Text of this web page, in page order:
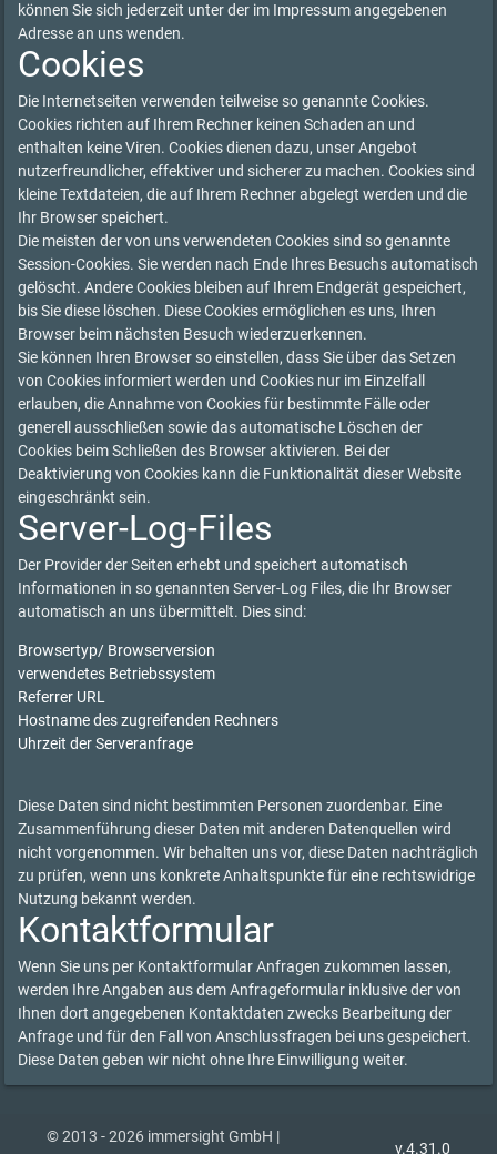
können Sie sich jederzeit unter der im Impressum angegebenen
Adresse an uns wenden.
Cookies
Die Internetseiten verwenden teilweise so genannte Cookies.
Cookies richten auf Ihrem Rechner keinen Schaden an und
enthalten keine Viren. Cookies dienen dazu, unser Angebot
nutzerfreundlicher, effektiver und sicherer zu machen. Cookies sind
kleine Textdateien, die auf Ihrem Rechner abgelegt werden und die
Ihr Browser speichert.
Die meisten der von uns verwendeten Cookies sind so genannte
Session-Cookies. Sie werden nach Ende Ihres Besuchs automatisch
gelöscht. Andere Cookies bleiben auf Ihrem Endgerät gespeichert,
bis Sie diese löschen. Diese Cookies ermöglichen es uns, Ihren
Browser beim nächsten Besuch wiederzuerkennen.
Sie können Ihren Browser so einstellen, dass Sie über das Setzen
von Cookies informiert werden und Cookies nur im Einzelfall
erlauben, die Annahme von Cookies für bestimmte Fälle oder
generell ausschließen sowie das automatische Löschen der
Cookies beim Schließen des Browser aktivieren. Bei der
Deaktivierung von Cookies kann die Funktionalität dieser Website
eingeschränkt sein.
Server-Log-Files
Der Provider der Seiten erhebt und speichert automatisch
Informationen in so genannten Server-Log Files, die Ihr Browser
automatisch an uns übermittelt. Dies sind:
Browsertyp/ Browserversion
verwendetes Betriebssystem
Referrer URL
Hostname des zugreifenden Rechners
Uhrzeit der Serveranfrage
Diese Daten sind nicht bestimmten Personen zuordenbar. Eine
Zusammenführung dieser Daten mit anderen Datenquellen wird
nicht vorgenommen. Wir behalten uns vor, diese Daten nachträglich
zu prüfen, wenn uns konkrete Anhaltspunkte für eine rechtswidrige
Nutzung bekannt werden.
Kontaktformular
Wenn Sie uns per Kontaktformular Anfragen zukommen lassen,
werden Ihre Angaben aus dem Anfrageformular inklusive der von
Ihnen dort angegebenen Kontaktdaten zwecks Bearbeitung der
Anfrage und für den Fall von Anschlussfragen bei uns gespeichert.
Diese Daten geben wir nicht ohne Ihre Einwilligung weiter.
© 2013 - 2026 immersight GmbH |
v.4.31.0